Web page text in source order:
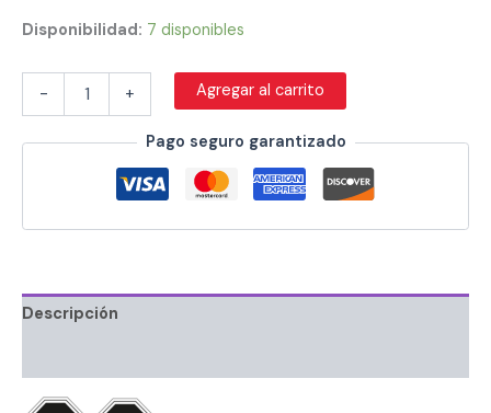
Disponibilidad: 7 disponibles
- + Agregar al carrito
Pago seguro garantizado
Descripción